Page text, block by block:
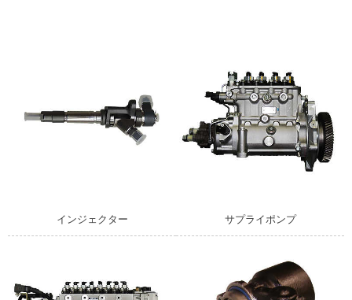
インジェクター サプライポンプ